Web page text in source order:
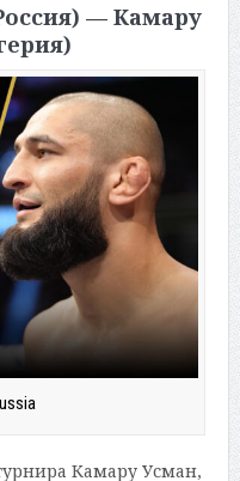
— Камару
Камару Усман,